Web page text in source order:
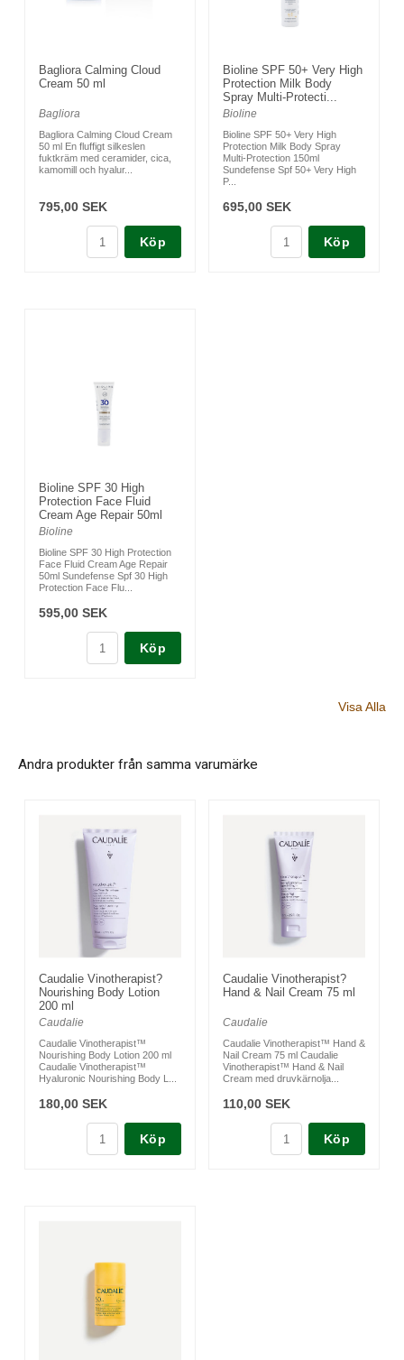
Bagliora Calming Cloud
Cream 50 ml
Bagliora
Bagliora Calming Cloud Cream
50 ml En fluffigt silkeslen
fuktkräm med ceramider, cica,
kamomill och hyalur...
795,00 SEK
Köp
Bioline SPF 50+ Very High
Protection Milk Body
Spray Multi-Protecti...
Bioline
Bioline SPF 50+ Very High
Protection Milk Body Spray
Multi-Protection 150ml
Sundefense Spf 50+ Very High
P...
695,00 SEK
Köp
Bioline SPF 30 High
Protection Face Fluid
Cream Age Repair 50ml
Bioline
Bioline SPF 30 High Protection
Face Fluid Cream Age Repair
50ml Sundefense Spf 30 High
Protection Face Flu...
595,00 SEK
Köp
Visa Alla
Andra produkter från samma varumärke
Caudalie Vinotherapist?
Nourishing Body Lotion
200 ml
Caudalie
Caudalie Vinotherapist™
Nourishing Body Lotion 200 ml
Caudalie Vinotherapist™
Hyaluronic Nourishing Body L...
180,00 SEK
Köp
Caudalie Vinotherapist?
Hand & Nail Cream 75 ml
Caudalie
Caudalie Vinotherapist™ Hand &
Nail Cream 75 ml Caudalie
Vinotherapist™ Hand & Nail
Cream med druvkärnolja...
110,00 SEK
Köp